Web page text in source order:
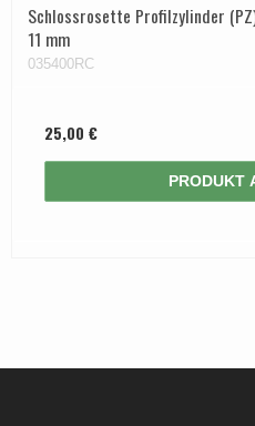
Schlossrosette Profilzylinder
11 mm
035400RC
25,00 €
PRODUKT